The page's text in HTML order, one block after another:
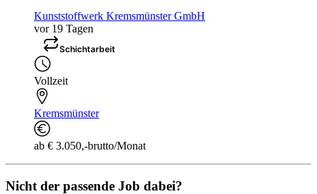
Kunststoffwerk Kremsmünster GmbH
vor 19 Tagen
Schichtarbeit
Vollzeit
Kremsmünster
ab € 3.050,-brutto/Monat
Nicht der passende Job dabei?